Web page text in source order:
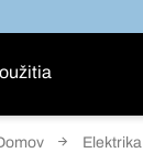
Elektrika